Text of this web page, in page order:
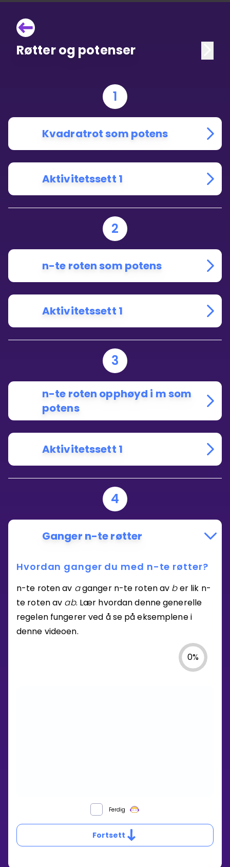
Røtter og potenser
1
Kvadratrot som potens
Aktivitetssett 1
2
n-te roten som potens
Aktivitetssett 1
3
n-te roten opphøyd i m som
potens
Aktivitetssett 1
4
Ganger n-te røtter
Hvordan ganger du med n-te røtter?
n-te roten av aganger n-te roten av ber lik n-
te roten av ab. Lær hvordan denne generelle
regelen fungerer ved å se på eksemplene i
denne videoen.
0%
Ferdig
Fortsett